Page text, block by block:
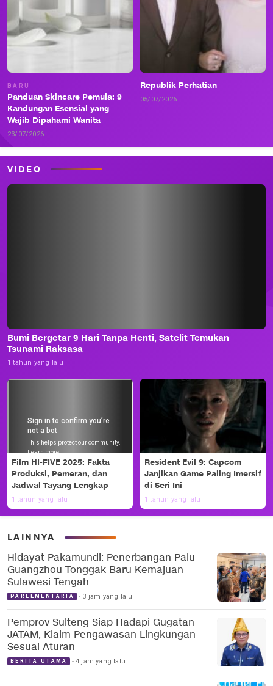
BARU
Panduan Skincare Pemula: 9
Kandungan Esensial yang
Wajib Dipahami Wanita
23/07/2026
Republik Perhatian
05/07/2026
VIDEO
Bumi Bergetar 9 Hari Tanpa Henti, Satelit Temukan
Tsunami Raksasa
1 tahun yang lalu
Film HI-FIVE 2025: Fakta
Produksi, Pemeran, dan
Jadwal Tayang Lengkap
1 tahun yang lalu
Resident Evil 9: Capcom
Janjikan Game Paling Imersif
di Seri Ini
1 tahun yang lalu
LAINNYA
Hidayat Pakamundi: Penerbangan Palu–
Guangzhou Tonggak Baru Kemajuan
Sulawesi Tengah
PARLEMENTARIA 3 jam yang lalu
Pemprov Sulteng Siap Hadapi Gugatan
JATAM, Klaim Pengawasan Lingkungan
Sesuai Aturan
BERITA UTAMA 4 jam yang lalu